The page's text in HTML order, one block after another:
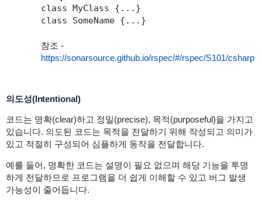
class MyClass {...}
class SomeName {...}
참조 -
https://sonarsource.github.io/rspec/#/rspec/S101/csharp
의도성(Intentional)
코드는 명확(clear)하고 정밀(precise), 목적(purposeful)을 가지고
있습니다. 의도된 코드는 목적을 전달하기 위해 작성되고 의미가
있고 적절히 구성되어 심플하게 동작을 전달합니다.
예를 들어, 명확한 코드는 설명이 필요 없으며 해당 기능을 투명
하게 전달하므로 프로그램을 더 쉽게 이해할 수 있고 버그 발생
가능성이 줄어듭니다.